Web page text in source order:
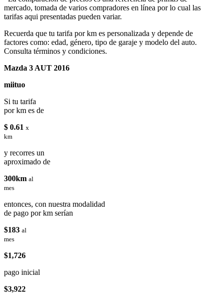
mercado, tomada de varios compradores en línea por lo cual las
tarifas aqui presentadas pueden variar.
Recuerda que tu tarifa por km es personalizada y depende de
factores como: edad, género, tipo de garaje y modelo del auto.
Consulta términos y condiciones.
Mazda 3 AUT 2016
miituo
Si tu tarifa
por km es de
$ 0.61 x
km
y recorres un
aproximado de
300km al
mes
entonces, con nuestra modalidad
de pago por km serían
$183 al
mes
$1,726
pago inicial
$3,922